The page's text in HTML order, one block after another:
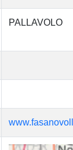
PALLAVOLO